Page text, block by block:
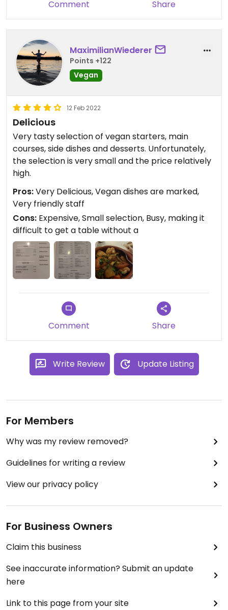
Comment Share
MaximilianWiederer
Points +122
Vegan
12 Feb 2022
Delicious
Very tasty selection of vegan starters, main
courses, side dishes and desserts. Unfortunately,
the selection is very small and the price relatively
high.
Pros:Very Delicious, Vegan dishes are marked,
Very friendly staff
Cons: Expensive, Small selection, Busy, making it
difficult to get a table without a
Comment Share
Write Review Update Listing
For Members
Why was my review removed?
Guidelines for writing a review
View our privacy policy
For Business Owners
Claim this business
See inaccurate information? Submit an update
here
Link to this page from your site